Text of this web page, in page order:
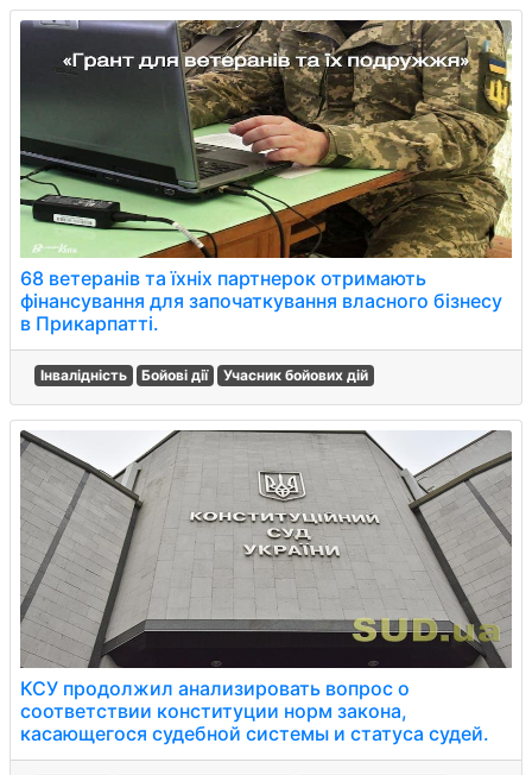
68 ветеранів та їхніх партнерок отримають
фінансування для започаткування власного бізнесу
в Прикарпатті.
Інвалідність Бойові дії Учасник бойових дій
КСУ продолжил анализировать вопрос о
соответствии конституции норм закона,
касающегося судебной системы и статуса судей.